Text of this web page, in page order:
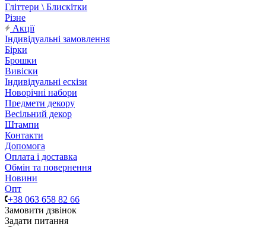
Гліттери \ Блискітки
Різне
Акції
Індивідуальні замовлення
Бірки
Брошки
Вивіски
Індивідуальні ескізи
Новорічні набори
Предмети декору
Весільний декор
Штампи
Контакти
Допомога
Оплата і доставка
Обмін та повернення
Новини
Опт
+38 063 658 82 66
Замовити дзвінок
Задати питання